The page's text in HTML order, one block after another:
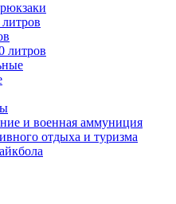
литров
и военная аммуниция
отдыха и туризма